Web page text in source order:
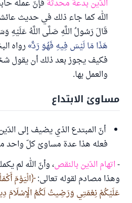
الدّين بدعة محدثة فإنّ عمله
الله كما جاء ذلك في حديث
قَالَ رَسُولُ اللَّهِ صَلَّى اللَّهُ عَلَيْهِ
هَذَا مَا لَيْسَ فِيهِ فَهُوَ رَدٌّ
فكيف يجوز بعد ذلك أن يقول
والعمل بها.
مساوئ الابتداع
أنّ المبتدع الذي يضيف إلى
فعله هذا عدة مساوئ كلّ واحد
-اتهام الدّين بالنقص، وأنّ الله لم
وهذا مصادم لقوله تعالى: الْيَوْمَ
عَلَيْكُمْ نِعْمَتِي وَرَضِيتُ لَكُمُ الْإِسْلَامَ